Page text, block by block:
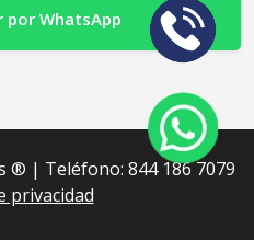
por WhatsApp
®︎ | Teléfono: 844 186 7079
privacidad